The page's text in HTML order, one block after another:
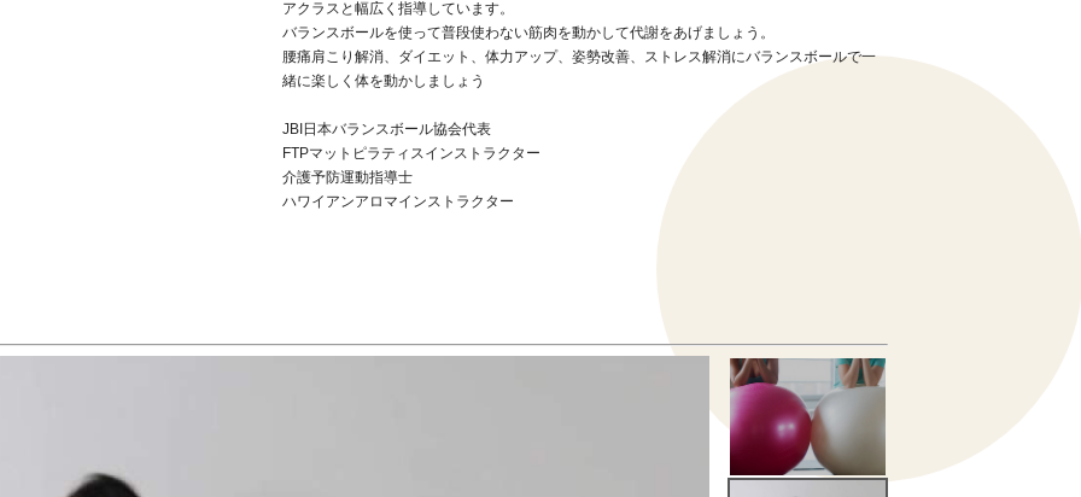
アクラスと幅広く指導しています。
バランスボールを使って普段使わない筋肉を動かして代謝をあげましょう。
腰痛肩こり解消、ダイエット、体力アップ、姿勢改善、ストレス解消にバランスボールで一
緒に楽しく体を動かしましょう
JBI日本バランスボール協会代表
FTPマットピラティスインストラクター
介護予防運動指導士
ハワイアンアロマインストラクター